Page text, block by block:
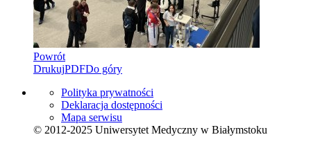
Powrót
DrukujPDFDo góry
Polityka prywatności
Deklaracja dostępności
Mapa serwisu
© 2012-2025 Uniwersytet Medyczny w Białymstoku